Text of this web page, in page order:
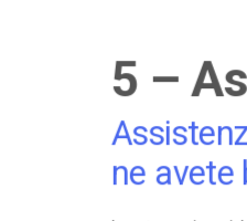
5 –
ne avete